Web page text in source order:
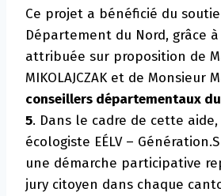
Ce projet a bénéficié du
Département du Nord, grâce
attribuée sur proposition de
MIKOLAJCZAK et de Monsieur
conseillers départementaux
5. Dans le cadre de cette
écologiste EÉLV –
une démarche participative
jury citoyen dans chaque